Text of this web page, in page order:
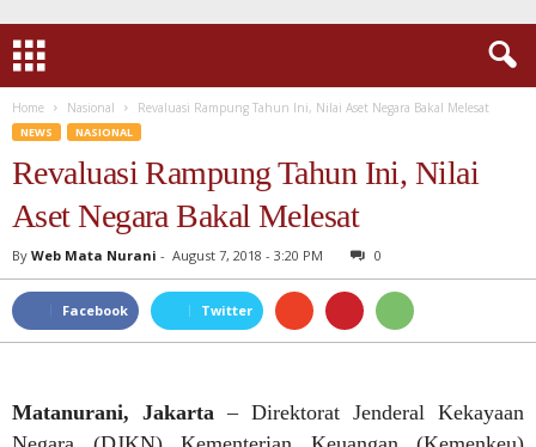
Home Nasional Revaluasi Rampung Tahun Ini, Nilai Aset Negara Bakal Melesat
NEWS NASIONAL
Revaluasi Rampung Tahun Ini, Nilai
Aset Negara Bakal Melesat
By Web Mata Nurani - August 7, 2018 - 3:20 PM 0
Facebook Twitter
Matanurani, Jakarta – Direktorat Jenderal Kekayaan